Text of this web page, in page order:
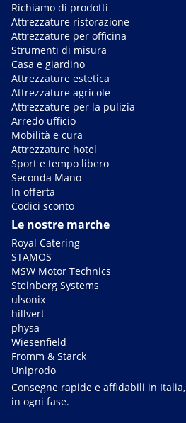
Richiamo di prodotti
Attrezzature ristorazione
Attrezzature per officina
Strumenti di misura
Casa e giardino
Attrezzature estetica
Attrezzature agricole
Attrezzature per la pulizia
Arredo ufficio
Mobilità e cura
Attrezzature hotel
Sport e tempo libero
Seconda Mano
In offerta
Codici sconto
Le nostre marche
Royal Catering
STAMOS
MSW Motor Technics
Steinberg Systems
ulsonix
hillvert
physa
Wiesenfield
Fromm & Starck
Uniprodo
Consegne rapide e affidabili in
in ogni fase.